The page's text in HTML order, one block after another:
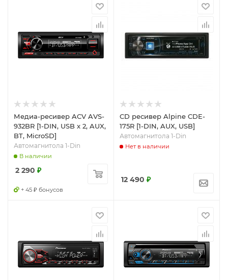
Медиа-ресивер ACV AVS-
932BR [1-DIN, USB x 2, AUX,
BT, MicroSD]
Автомагнитола 1-Din
В наличии
2 290 ₽
+ 45 ₽ бонусов
CD ресивер Alpine CDE-
175R [1-DIN, AUX, USB]
Автомагнитола 1-Din
Нет в наличии
12 490 ₽